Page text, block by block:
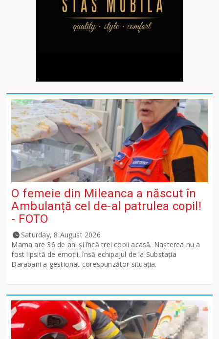
O femeie din Mileanca a născut în
Ambulanță cel de-al patrulea copil!
- FOTO
Saturday, 8 August 2026
Mama are 36 de ani și încă trei copii acasă. Nașterea nu a
fost lipsită de emoții, însă echipajul de la Substația
Darabani a gestionat corespunzător situația.